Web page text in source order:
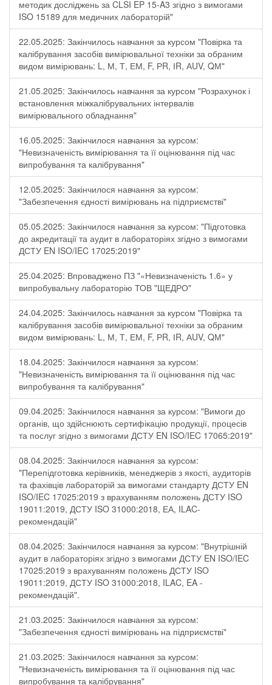
методик досліджень за CLSI EP 15-A3 згідно з вимогами
ISO 15189 для медичних лабораторій"
22.05.2025: Закінчилось навчання за курсом "Повірка та
калібрування засобів вимірювальної техніки за обраним
видом вимірювань: L, М, Т, ЕМ, F, РR, ІR, АUV, QМ"
21.05.2025: Закінчилось навчання за курсом "Розрахунок і
встановлення міжкалібрувальних інтервалів
вимірювального обладнання"
16.05.2025: Закінчилося навчання за курсом:
"Невизначеність вимірювання та її оцінювання під час
випробування та калібрування"
12.05.2025: Закінчилося навчання за курсом:
"Забезпечення єдності вимірювань на підприємстві"
05.05.2025: Закінчилося навчання за курсом: "Підготовка
до акредитації та аудит в лабораторіях згідно з вимогами
ДСТУ EN ISO/IEC 17025:2019"
25.04.2025: Впроваджено ПЗ "«Невизначеність 1.6» у
випробувальну лабораторію ТОВ "ЩЕДРО"
24.04.2025: Закінчилось навчання за курсом "Повірка та
калібрування засобів вимірювальної техніки за обраним
видом вимірювань: L, М, Т, ЕМ, F, РR, ІR, АUV, QМ"
18.04.2025: Закінчилося навчання за курсом:
"Невизначеність вимірювання та її оцінювання під час
випробування та калібрування"
09.04.2025: Закінчилося навчання за курсом: "Вимоги до
органів, що здійснюють сертифікацію продукції, процесів
та послуг згідно з вимогами ДСТУ EN ISO/IEC 17065:2019"
08.04.2025: Закінчилося навчання за курсом:
"Перепідготовка керівників, менеджерів з якості, аудиторів
та фахівців лабораторій за вимогами стандарту ДСТУ EN
ISO/IEC 17025:2019 з врахуванням положень ДСТУ ISO
19011:2019, ДСТУ ISO 31000:2018, ЕА, ILAC-
рекомендацій"
08.04.2025: Закінчилося навчання за курсом: "Внутрішній
аудит в лабораторіях згідно з вимогами ДСТУ EN ISO/IEC
17025:2019 з врахуванням положень ДСТУ ISO
19011:2019, ДСТУ ISO 31000:2018, ILAC, EA -
рекомендацій".
21.03.2025: Закінчилося навчання за курсом:
"Забезпечення єдності вимірювань на підприємстві"
21.03.2025: Закінчилося навчання за курсом:
"Невизначеність вимірювання та її оцінювання під час
випробування та калібрування"